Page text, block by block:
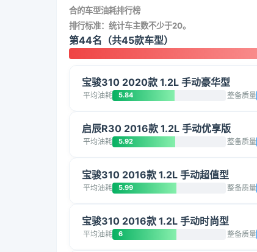
合的车型油耗排行榜
排行标准：统计车主数不少于20。
第44名（共45款车型）
宝骏310 2020款 1.2L 手动豪华型
平均油耗 5.84 整备质量
启辰R30 2016款 1.2L 手动优享版
平均油耗 5.92 整备质量
宝骏310 2016款 1.2L 手动超值型
平均油耗 5.99 整备质量
宝骏310 2016款 1.2L 手动时尚型
平均油耗 6 整备质量